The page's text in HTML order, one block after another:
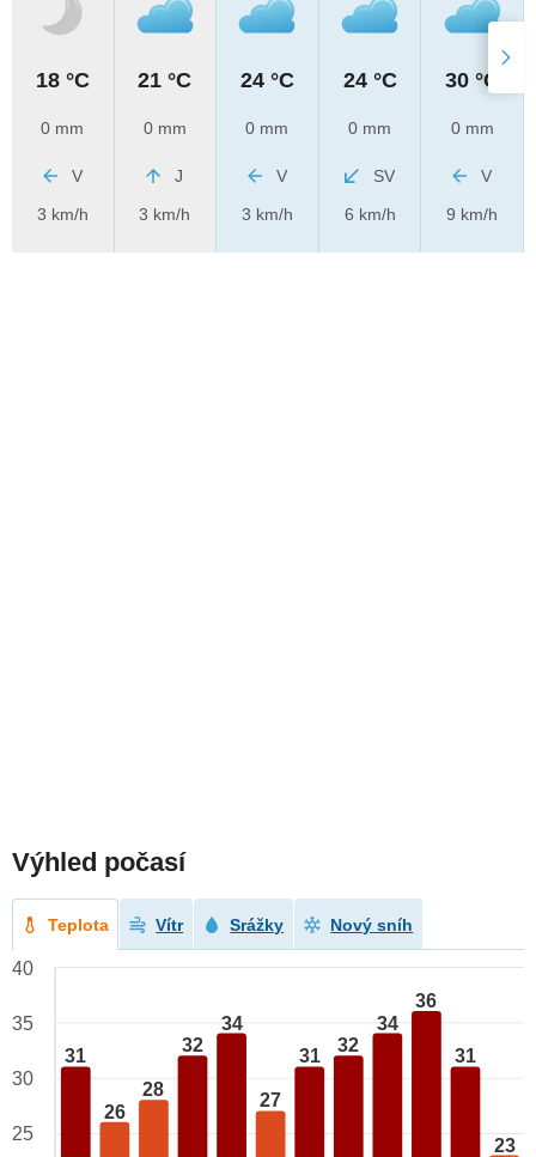
18 °C
0 mm
V
3 km/h
21 °C
0 mm
J
3 km/h
24 °C
0 mm
V
3 km/h
24 °C
0 mm
SV
6 km/h
30 °C
0 mm
V
9 km/h
Výhled počasí
Teplota Vítr Srážky Nový sníh
31
26
28
32
34
27
31
32
34
36
31
23
40
35
30
25